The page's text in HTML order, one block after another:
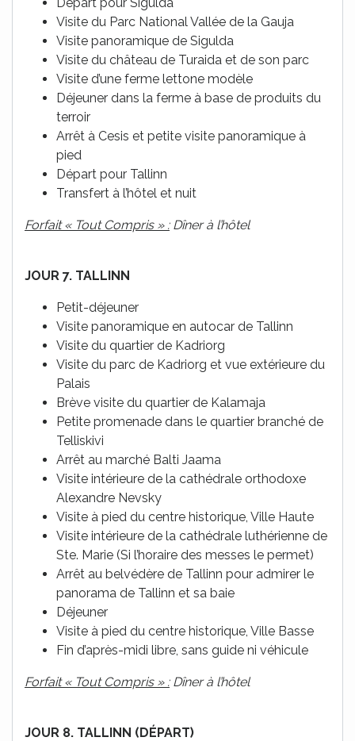
Visite du Parc National Vallée de la Gauja
Visite panoramique de Sigulda
Visite du château de Turaida et de son parc
Visite d’une ferme lettone modèle
Déjeuner dans la ferme à base de produits du
terroir
Arrêt à Cesis et petite visite panoramique à
pied
Départ pour Tallinn
Transfert à l’hôtel et nuit
Forfait « Tout Compris » :Dîner à l’hôtel
JOUR 7. TALLINN
Petit-déjeuner
Visite panoramique en autocar de Tallinn
Visite du quartier de Kadriorg
Visite du parc de Kadriorg et vue extérieure du
Palais
Brève visite du quartier de Kalamaja
Petite promenade dans le quartier branché de
Telliskivi
Arrêt au marché Balti Jaama
Visite intérieure de la cathédrale orthodoxe
Alexandre Nevsky
Visite à pied du centre historique, Ville Haute
Visite intérieure de la cathédrale luthérienne de
Ste. Marie (Si l’horaire des messes le permet)
Arrêt au belvédère de Tallinn pour admirer le
panorama de Tallinn et sa baie
Déjeuner
Visite à pied du centre historique, Ville Basse
Fin d’après-midi libre, sans guide ni véhicule
Forfait « Tout Compris » :Dîner à l’hôtel
JOUR 8. TALLINN (DÉPART)